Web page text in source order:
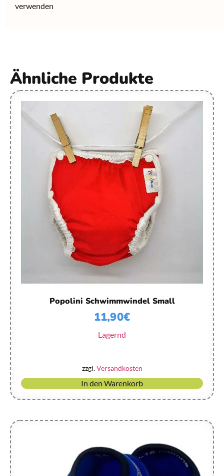
verwenden
Ähnliche Produkte
Popolini Schwimmwindel Small
11,90€
Lagernd
zzgl.Versandkosten
In den Warenkorb